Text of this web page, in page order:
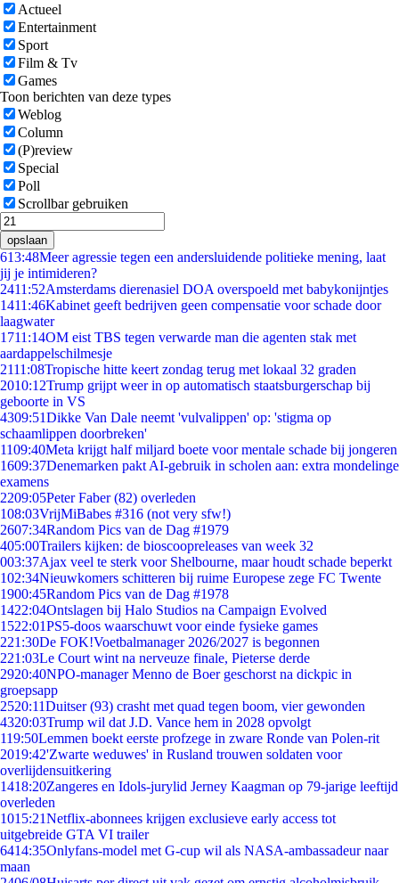
Actueel
Entertainment
Sport
Film & Tv
Games
Toon berichten van deze types
Weblog
Column
(P)review
Special
Poll
Scrollbar gebruiken
opslaan
613:48Meer agressie tegen een andersluidende politieke mening, laat
jij je intimideren?
2411:52Amsterdams dierenasiel DOA overspoeld met babykonijntjes
1411:46Kabinet geeft bedrijven geen compensatie voor schade door
laagwater
1711:14OM eist TBS tegen verwarde man die agenten stak met
aardappelschilmesje
2111:08Tropische hitte keert zondag terug met lokaal 32 graden
2010:12Trump grijpt weer in op automatisch staatsburgerschap bij
geboorte in VS
4309:51Dikke Van Dale neemt 'vulvalippen' op: 'stigma op
schaamlippen doorbreken'
1109:40Meta krijgt half miljard boete voor mentale schade bij jongeren
1609:37Denemarken pakt AI-gebruik in scholen aan: extra mondelinge
examens
2209:05Peter Faber (82) overleden
108:03VrijMiBabes #316 (not very sfw!)
2607:34Random Pics van de Dag #1979
405:00Trailers kijken: de bioscoopreleases van week 32
003:37Ajax veel te sterk voor Shelbourne, maar houdt schade beperkt
102:34Nieuwkomers schitteren bij ruime Europese zege FC Twente
1900:45Random Pics van de Dag #1978
1422:04Ontslagen bij Halo Studios na Campaign Evolved
1522:01PS5-doos waarschuwt voor einde fysieke games
221:30De FOK!Voetbalmanager 2026/2027 is begonnen
221:03Le Court wint na nerveuze finale, Pieterse derde
2920:40NPO-manager Menno de Boer geschorst na dickpic in
groepsapp
2520:11Duitser (93) crasht met quad tegen boom, vier gewonden
4320:03Trump wil dat J.D. Vance hem in 2028 opvolgt
119:50Lemmen boekt eerste profzege in zware Ronde van Polen-rit
2019:42'Zwarte weduwes' in Rusland trouwen soldaten voor
overlijdensuitkering
1418:20Zangeres en Idols-jurylid Jerney Kaagman op 79-jarige leeftijd
overleden
1015:21Netflix-abonnees krijgen exclusieve early access tot
uitgebreide GTA VI trailer
6414:35Onlyfans-model met G-cup wil als NASA-ambassadeur naar
maan